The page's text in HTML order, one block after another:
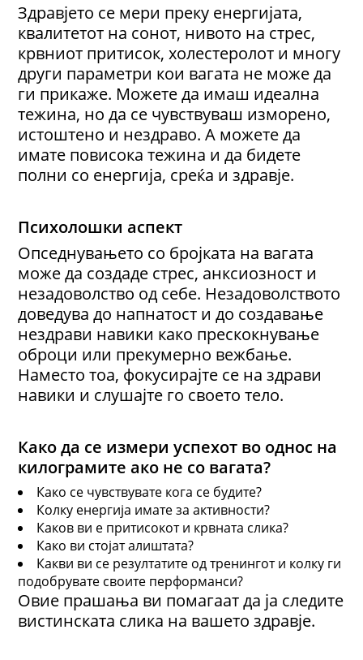
Здравјето се мери преку енергијата,
квалитетот на сонот, нивото на стрес,
крвниот притисок, холестеролот и многу
други параметри кои вагата не може да
ги прикаже. Можете да имаш идеална
тежина, но да се чувствуваш изморено,
истоштено и нездраво. А можете да
имате повисока тежина и да бидете
полни со енергија, среќа и здравје.
Психолошки аспект
Опседнувањето со бројката на вагата
може да создаде стрес, анксиозност и
незадоволство од себе. Незадоволството
доведува до напнатост и до создавање
нездрави навики како прескокнување
оброци или прекумерно вежбање.
Наместо тоа, фокусирајте се на здрави
навики и слушајте го своето тело.
Како да се измери успехот во однос на
килограмите ако не со вагата?
Како се чувствувате кога се будите?
Колку енергија имате за активности?
Каков ви е притисокот и крвната слика?
Како ви стојат алиштата?
Какви ви се резултатите од тренингот и колку ги
подобрувате своите перформанси?
Овие прашања ви помагаат да ја следите
вистинската слика на вашето здравје.